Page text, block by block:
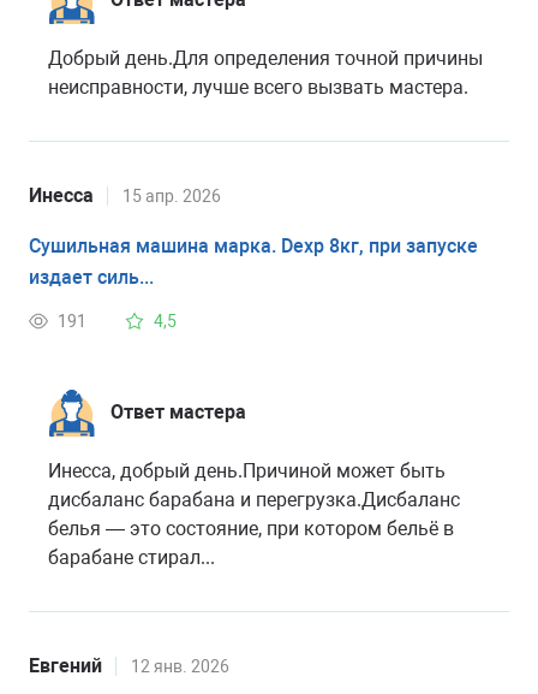
Добрый день.Для определения точной причины
неисправности, лучше всего вызвать мастера.
Инесса 15 апр. 2026
Сушильная машина марка. Dexp 8кг, при запуске
издает силь...
191 4,5
Ответ мастера
Инесса, добрый день.Причиной может быть
дисбаланс барабана и перегрузка.Дисбаланс
белья — это состояние, при котором бельё в
барабане стирал...
Евгений 12 янв. 2026